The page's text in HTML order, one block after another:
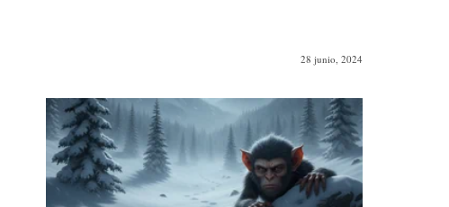
28 junio, 2024